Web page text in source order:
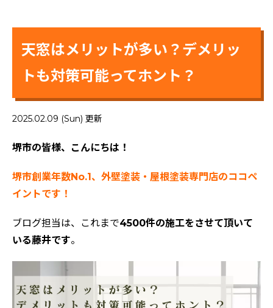
天窓はメリットが多い？デメリッ
トも対策可能ってホント？
2025.02.09 (Sun) 更新
堺市の皆様、こんにちは！
堺市創業年数No.1、外壁塗装・屋根塗装専門店のココペ
イントです！
ブログ担当は、これまで4500件の施工をさせて頂いて
いる藤井です。